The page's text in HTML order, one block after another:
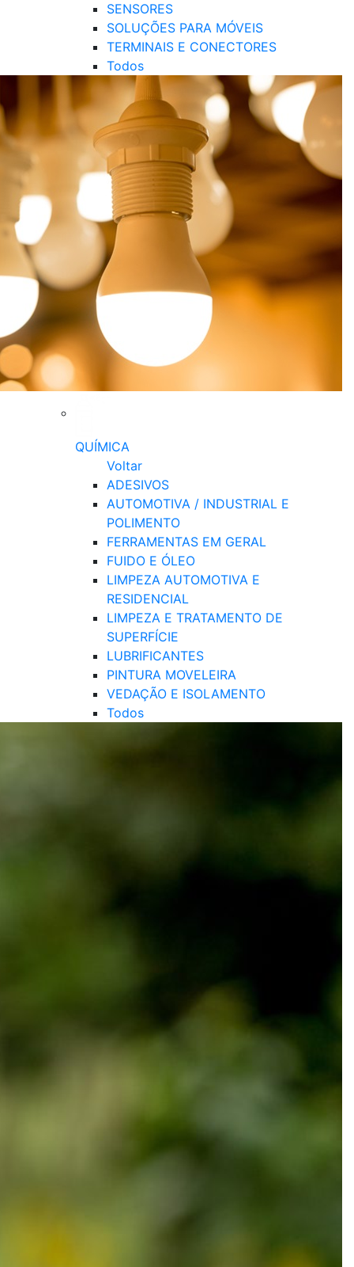
SENSORES
SOLUÇÕES PARA MÓVEIS
TERMINAIS E CONECTORES
Todos
QUÍMICA
Voltar
ADESIVOS
AUTOMOTIVA / INDUSTRIAL E
POLIMENTO
FERRAMENTAS EM GERAL
FUIDO E ÓLEO
LIMPEZA AUTOMOTIVA E
RESIDENCIAL
LIMPEZA E TRATAMENTO DE
SUPERFÍCIE
LUBRIFICANTES
PINTURA MOVELEIRA
VEDAÇÃO E ISOLAMENTO
Todos